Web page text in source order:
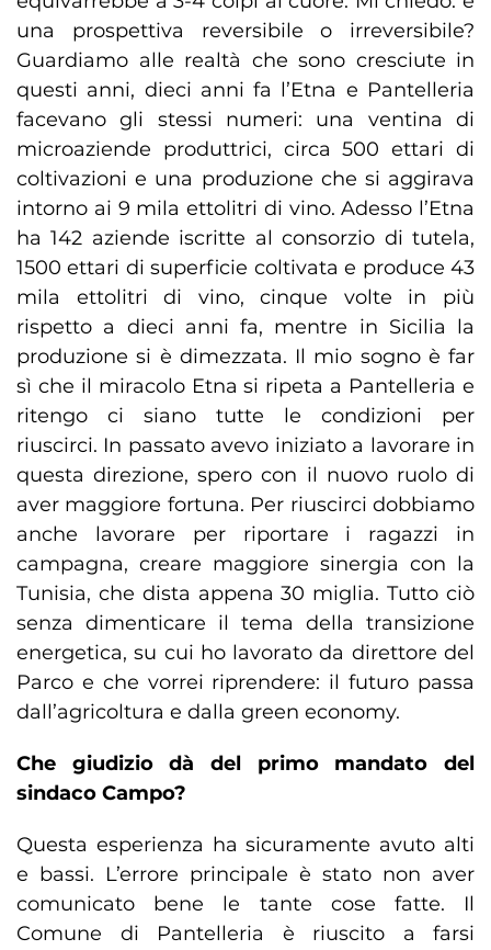
una prospettiva reversibile o irreversibile?
Guardiamo alle realtà che sono cresciute in
questi anni, dieci anni fa l’Etna e Pantelleria
facevano gli stessi numeri: una ventina di
microaziende produttrici, circa 500 ettari di
coltivazioni e una produzione che si aggirava
intorno ai 9 mila ettolitri di vino. Adesso l’Etna
ha 142 aziende iscritte al consorzio di tutela,
1500 ettari di superficie coltivata e produce 43
mila ettolitri di vino, cinque volte in più
rispetto a dieci anni fa, mentre in Sicilia la
produzione si è dimezzata. Il mio sogno è far
sì che il miracolo Etna si ripeta a Pantelleria e
ritengo ci siano tutte le condizioni per
riuscirci. In passato avevo iniziato a lavorare in
questa direzione, spero con il nuovo ruolo di
aver maggiore fortuna. Per riuscirci dobbiamo
anche lavorare per riportare i ragazzi in
campagna, creare maggiore sinergia con la
Tunisia, che dista appena 30 miglia. Tutto ciò
senza dimenticare il tema della transizione
energetica, su cui ho lavorato da direttore del
Parco e che vorrei riprendere: il futuro passa
dall’agricoltura e dalla green economy.
Che giudizio dà del primo mandato del
sindaco Campo?
Questa esperienza ha sicuramente avuto alti
e bassi. L’errore principale è stato non aver
comunicato bene le tante cose fatte. Il
Comune di Pantelleria è riuscito a farsi